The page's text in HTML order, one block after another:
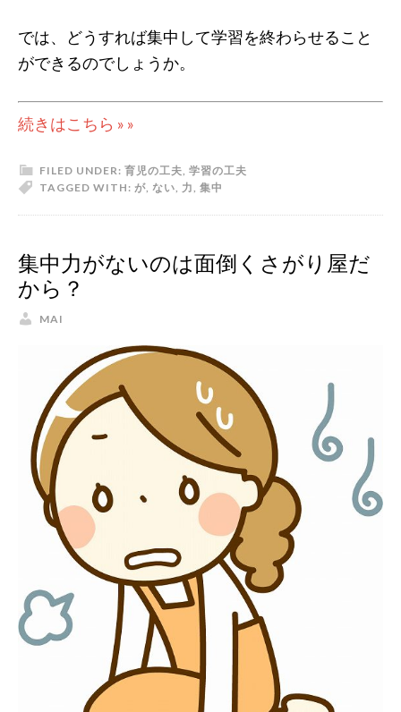
では、どうすれば集中して学習を終わらせること
ができるのでしょうか。
続きはこちら » »
FILED UNDER: 育児の工夫, 学習の工夫
TAGGED WITH: が, ない, 力, 集中
集中力がないのは面倒くさがり屋だ
から？
MAI